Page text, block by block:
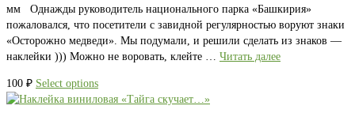
мм Однажды руководитель национального парка «Башкирия»
пожаловался, что посетители с завидной регулярностью воруют знаки
«Осторожно медведи». Мы подумали, и решили сделать из знаков —
наклейки ))) Можно не воровать, клейте … Читать далее
100 ₽ Select options